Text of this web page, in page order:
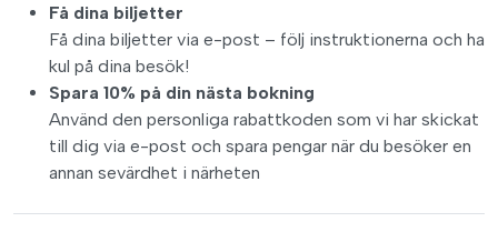
Få dina biljetter
Få dina biljetter via e-post – följ instruktionerna och ha
kul på dina besök!
Spara 10% på din nästa bokning
Använd den personliga rabattkoden som vi har skickat
till dig via e-post och spara pengar när du besöker en
annan sevärdhet i närheten